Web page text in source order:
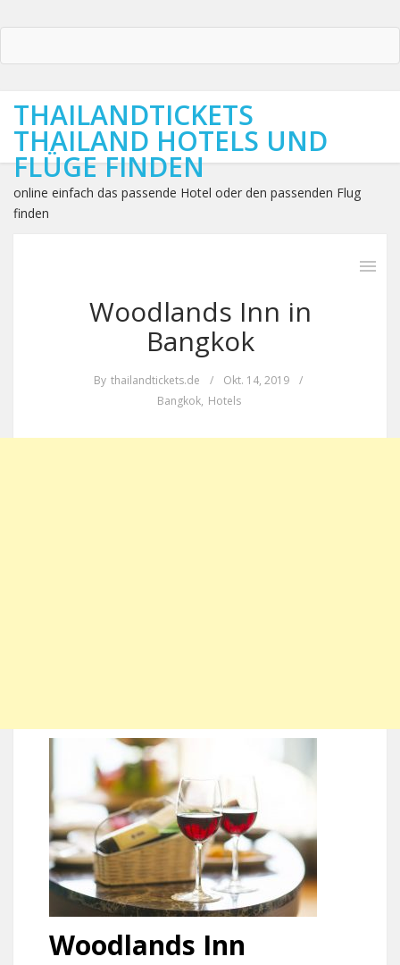
THAILANDTICKETS
THAILAND HOTELS UND
FLÜGE FINDEN
online einfach das passende Hotel oder den passenden Flug
finden
Woodlands Inn in
Bangkok
By thailandtickets.de / Okt. 14, 2019
/
Bangkok, Hotels
Woodlands Inn